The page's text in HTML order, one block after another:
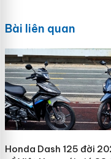
Bài liên quan
Honda Dash 125 đời